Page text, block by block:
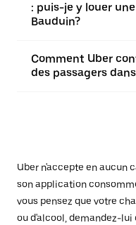
: puis-je y louer
Bauduin?
Comment Uber
des passagers
Uber n'accepte en aucun
son application
vous pensez que votre
ou d'alcool, demandez-